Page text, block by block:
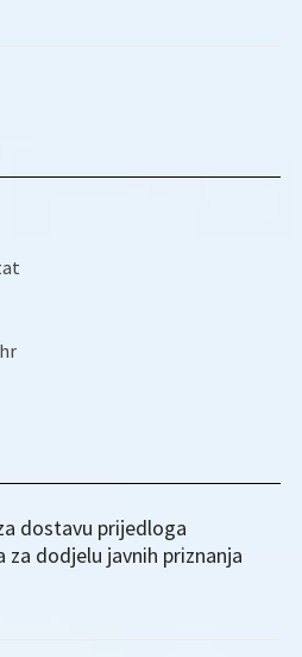
dostavu prijedloga
za dodjelu javnih priznanja